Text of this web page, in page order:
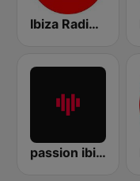
Ibiza Radios - Smooth Jazz
passion ibiza radio